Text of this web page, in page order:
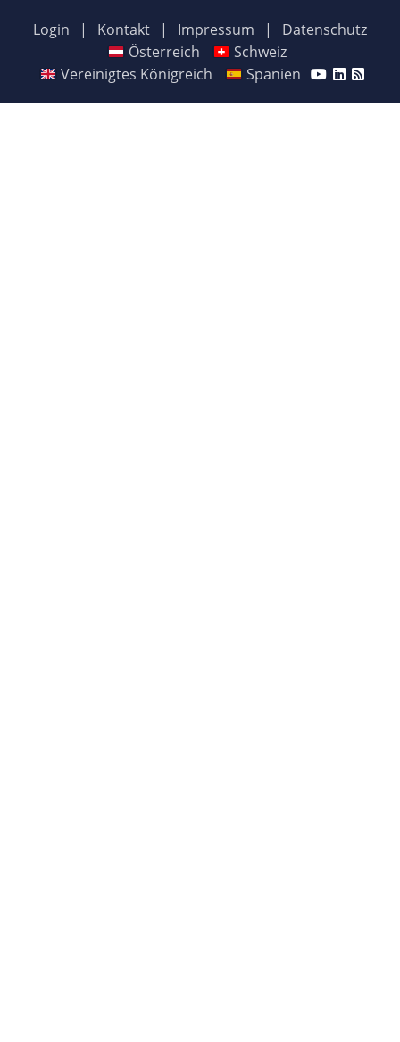
Login | Kontakt | Impressum |
Datenschutz
Österreich
Schweiz
Vereinigtes Königreich
Spanien